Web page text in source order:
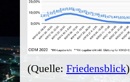
(Quelle: Friedensblick)